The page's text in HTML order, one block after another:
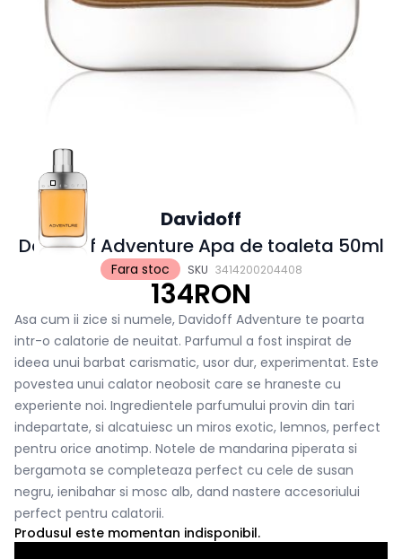
Fara stoc SKU 3414200204408
Davidoff
Davidoff Adventure Apa de toaleta 50ml
134RON
Asa cum ii zice si numele, Davidoff Adventure te poarta
intr-o calatorie de neuitat. Parfumul a fost inspirat de
ideea unui barbat carismatic, usor dur, experimentat. Este
povestea unui calator neobosit care se hraneste cu
experiente noi. Ingredientele parfumului provin din tari
indepartate, si alcatuiesc un miros exotic, lemnos, perfect
pentru orice anotimp. Notele de mandarina piperata si
bergamota se completeaza perfect cu cele de susan
negru, ienibahar si mosc alb, dand nastere accesoriului
perfect pentru calatorii.
Produsul este momentan indisponibil.